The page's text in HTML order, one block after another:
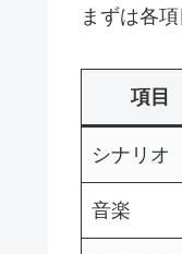
まずは各
項目
シナリオ
音楽